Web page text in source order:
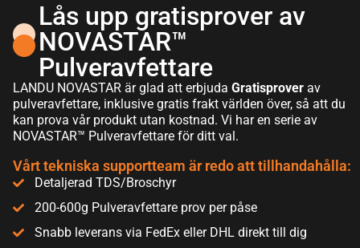
Lås upp gratisprover av
NOVASTAR™
Pulveravfettare
LANDU NOVASTAR är glad att erbjuda Gratisprover av
pulveravfettare, inklusive gratis frakt världen över, så att du
kan prova vår produkt utan kostnad. Vi har en serie av
NOVASTAR™ Pulveravfettare för ditt val.
Vårt tekniska supportteam är redo att tillhandahålla:
Detaljerad TDS/Broschyr
200-600g Pulveravfettare prov per påse
Snabb leverans via FedEx eller DHL direkt till dig